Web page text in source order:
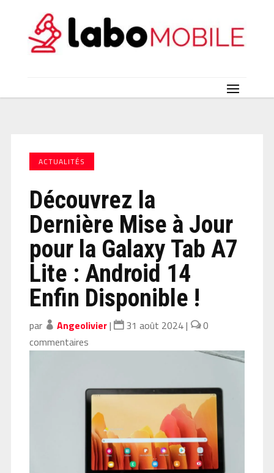
ACTUALITÉS
Découvrez la
Dernière Mise à Jour
pour la Galaxy Tab A7
Lite : Android 14
Enfin Disponible !
par Angeolivier| 31 août 2024|
0
commentaires